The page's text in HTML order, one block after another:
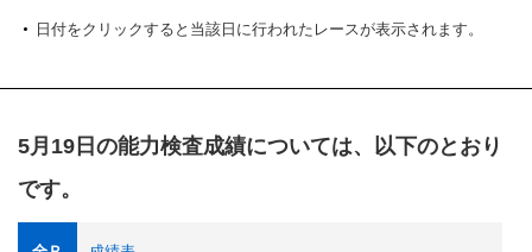
日付をクリックすると当該日に行われたレースが表示されます。
5月19日の能力検査成績については、以下のとおり
です。